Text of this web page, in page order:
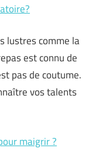
lustres comme la
est connu de
pas de coutume.
vos talents
maigrir ?